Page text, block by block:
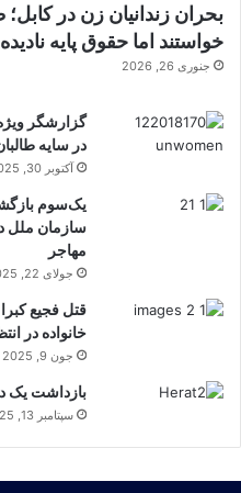
بحران زندانیان زن در
خواستند اما حقوق پایه
جنوری 26, 2026
گزارشگر
در سایه
آکتوبر 30, 2025
یک‌سوم
سازمان ملل
مهاجر
جولای 22, 2025
خانواده در
جون 9, 2025
بازداشت یک
سپتامبر 13, 2025